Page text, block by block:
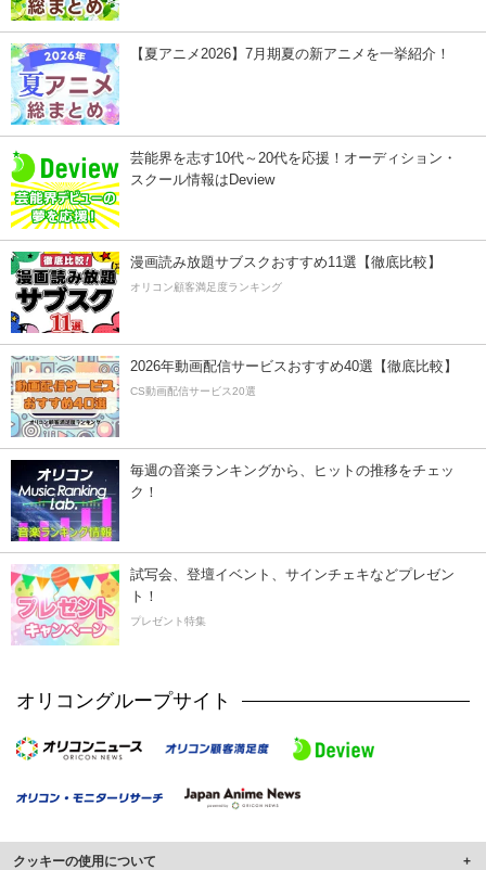
【夏アニメ2026】7月期夏の新アニメを一挙紹介！
芸能界を志す10代～20代を応援！オーディション・
スクール情報はDeview
漫画読み放題サブスクおすすめ11選【徹底比較】
オリコン顧客満足度ランキング
2026年動画配信サービスおすすめ40選【徹底比較】
CS動画配信サービス20選
毎週の音楽ランキングから、ヒットの推移をチェッ
ク！
試写会、登壇イベント、サインチェキなどプレゼン
ト！
プレゼント特集
オリコングループサイト
クッキーの使用について